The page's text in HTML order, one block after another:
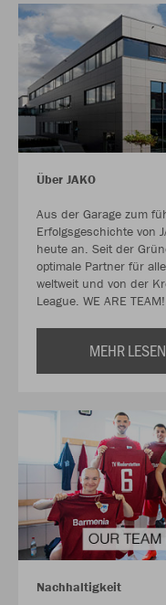
Über JAKO
Aus der Garage zum
Erfolgsgeschichte von
heute an. Seit der
optimale Partner für
weltweit und von der
League. WE ARE TEAM!
MEHR LESEN
Nachhaltigkeit